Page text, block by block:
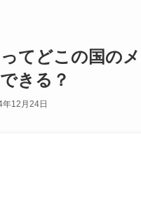
ってどこの国の
きる？
年12月24日